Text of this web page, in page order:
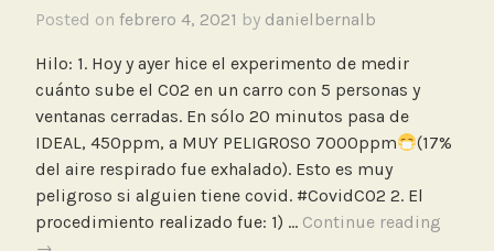
Posted on febrero 4, 2021 by danielbernalb
Hilo: 1. Hoy y ayer hice el experimento de medir
cuánto sube el CO2 en un carro con 5 personas y
ventanas cerradas. En sólo 20 minutos pasa de
IDEAL, 450ppm, a MUY PELIGROSO 7000ppm
(17%
del aire respirado fue exhalado). Esto es muy
peligroso si alguien tiene covid. #CovidCO2 2. El
procedimiento realizado fue: 1) … Continue reading